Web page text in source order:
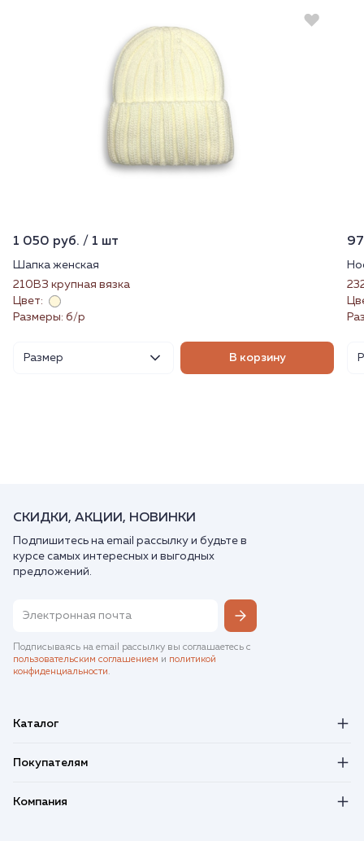
1 050 руб. / 1 шт
Шапка женская
210ВЗ крупная вязка
Цвет:
Размеры: б/р
Размер В корзину
СКИДКИ, АКЦИИ, НОВИНКИ
Подпишитесь на email рассылку и будьте в
курсе самых интересных и выгодных
предложений.
Подписываясь на email рассылку вы соглашаетесь с
пользовательским соглашением и политикой
конфиденциальности.
Каталог
Покупателям
Компания